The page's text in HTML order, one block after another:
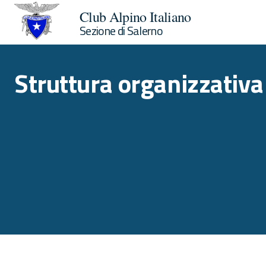
Club Alpino Italiano
Sezione di Salerno
Struttura organizzativa